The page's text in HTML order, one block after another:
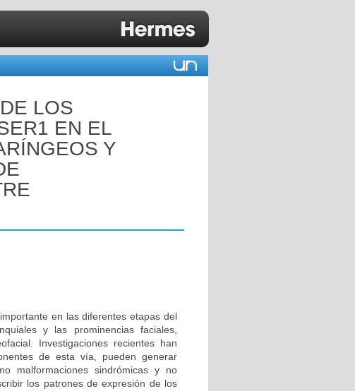
LOS
EN EL
Y
en las diferentes etapas del
y las prominencias faciales,
Investigaciones recientes han
de esta vía, pueden generar
malformaciones sindrómicas y no
los patrones de expresión de los